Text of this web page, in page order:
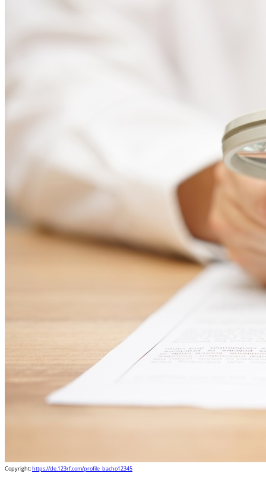
Copyright:https://de.123rf.com/profile_bacho12345